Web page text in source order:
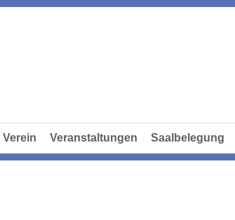
Veranstaltungen Saalbelegung